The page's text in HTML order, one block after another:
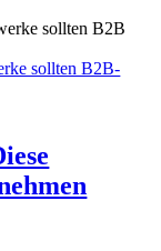
sollten B2B-